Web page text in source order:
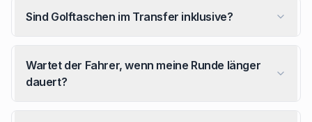
Sind Golftaschen im Transfer inklusive?
Wartet der Fahrer, wenn meine Runde länger
dauert?